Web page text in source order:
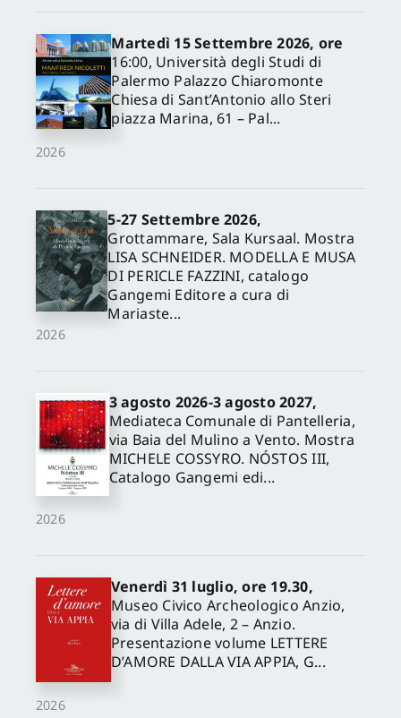
2026
Martedì 15 Settembre 2026, ore
16:00, Università degli Studi di
Palermo Palazzo Chiaromonte
Chiesa di Sant’Antonio allo Steri
piazza Marina, 61 – Pal...
2026
5-27 Settembre 2026,
Grottammare, Sala Kursaal. Mostra
LISA SCHNEIDER. MODELLA E MUSA
DI PERICLE FAZZINI, catalogo
Gangemi Editore a cura di
Mariaste...
2026
3 agosto 2026-3 agosto 2027,
Mediateca Comunale di Pantelleria,
via Baia del Mulino a Vento. Mostra
MICHELE COSSYRO. NÓSTOS III,
Catalogo Gangemi edi...
2026
Venerdì 31 luglio, ore 19.30,
Museo Civico Archeologico Anzio,
via di Villa Adele, 2 – Anzio.
Presentazione volume LETTERE
D’AMORE DALLA VIA APPIA, G...